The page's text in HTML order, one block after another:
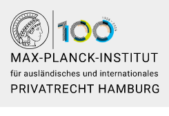
Hauptinhalt